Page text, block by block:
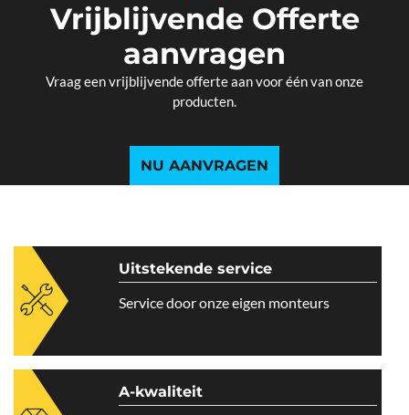
Vrijblijvende Offerte
aanvragen
Vraag een vrijblijvende offerte aan voor één van onze
producten.
NU AANVRAGEN
Uitstekende service
Service door onze eigen monteurs
A-kwaliteit